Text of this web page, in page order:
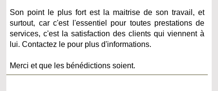
Son point le plus fort est la maitrise de son travail, et
surtout, car c'est l'essentiel pour toutes prestations de
services, c'est la satisfaction des clients qui viennent à
lui. Contactez le pour plus d'informations.
Merci et que les bénédictions soient.